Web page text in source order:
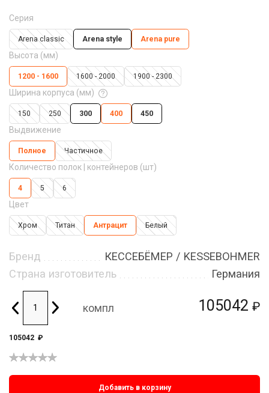
105042 ₽
Серия
Arena classic Arena style Arena pure
Высота (мм)
1200 - 1600 1600 - 2000 1900 - 2300
Ширина корпуса (мм)
150 250 300 400 450
Выдвижение
Полное Частичное
Количество полок | контейнеров (шт)
4 5 6
Цвет
Хром Титан Антрацит Белый
Бренд
КЕССЕБЁМЕР / KESSEBOHMER
Страна изготовитель
Германия
компл
105042 ₽
Добавить в корзину